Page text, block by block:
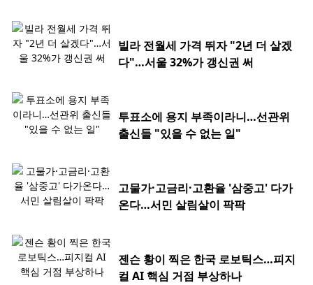
빌라 전월세 가격 뛰자 "2년 더 살겠
다"…서울 32%가 갱신권 써
투표소에 용지 부족이라니…선관위
출신들 "있을 수 없는 일"
고물가·고금리·고환율 '삼중고' 다가
온다…서민 살림살이 팍팍
젠슨 황이 찍은 한국 로보틱스…피지
컬 AI 핵심 거점 부상하나